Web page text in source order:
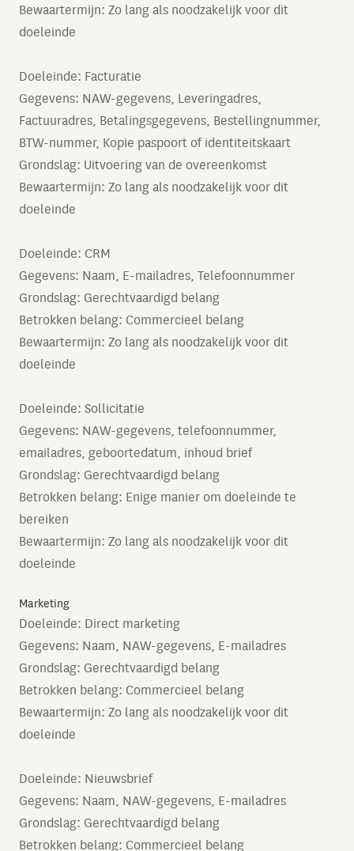
Bewaartermijn: Zo lang als noodzakelijk voor dit
doeleinde
Doeleinde: Facturatie
Gegevens: NAW-gegevens, Leveringadres,
Factuuradres, Betalingsgegevens, Bestellingnummer,
BTW-nummer, Kopie paspoort of identiteitskaart
Grondslag: Uitvoering van de overeenkomst
Bewaartermijn: Zo lang als noodzakelijk voor dit
doeleinde
Doeleinde: CRM
Gegevens: Naam, E-mailadres, Telefoonnummer
Grondslag: Gerechtvaardigd belang
Betrokken belang: Commercieel belang
Bewaartermijn: Zo lang als noodzakelijk voor dit
doeleinde
Doeleinde: Sollicitatie
Gegevens: NAW-gegevens, telefoonnummer,
emailadres, geboortedatum, inhoud brief
Grondslag: Gerechtvaardigd belang
Betrokken belang: Enige manier om doeleinde te
bereiken
Bewaartermijn: Zo lang als noodzakelijk voor dit
doeleinde
Marketing
Doeleinde: Direct marketing
Gegevens: Naam, NAW-gegevens, E-mailadres
Grondslag: Gerechtvaardigd belang
Betrokken belang: Commercieel belang
Bewaartermijn: Zo lang als noodzakelijk voor dit
doeleinde
Doeleinde: Nieuwsbrief
Gegevens: Naam, NAW-gegevens, E-mailadres
Grondslag: Gerechtvaardigd belang
Betrokken belang: Commercieel belang